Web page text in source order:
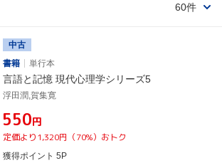
60件
中古
書籍
単行本
言語と記憶 現代心理学シリーズ5
浮田潤,賀集寛
¥550円
定価より1,320円（70%）おトク
獲得ポイント 5P